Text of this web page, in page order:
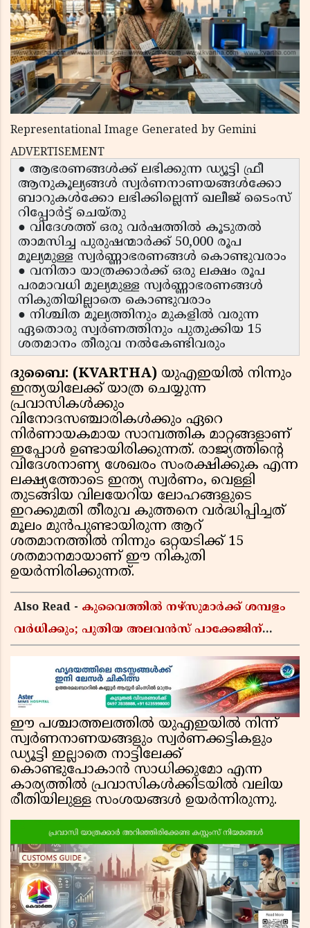
Representational Image Generated by Gemini
ADVERTISEMENT
● ആഭരണങ്ങൾക്ക് ലഭിക്കുന്ന ഡ്യൂട്ടി ഫ്രീ
ആനുകൂല്യങ്ങൾ സ്വർണനാണയങ്ങൾക്കോ
ബാറുകൾക്കോ ലഭിക്കില്ലെന്ന് ഖലീജ് ടൈംസ്
റിപ്പോർട്ട് ചെയ്തു
● വിദേശത്ത് ഒരു വർഷത്തിൽ കൂടുതൽ
താമസിച്ച പുരുഷന്മാർക്ക് 50,000 രൂപ
മൂല്യമുള്ള സ്വർണ്ണാഭരണങ്ങൾ കൊണ്ടുവരാം
● വനിതാ യാത്രക്കാർക്ക് ഒരു ലക്ഷം രൂപ
പരമാവധി മൂല്യമുള്ള സ്വർണ്ണാഭരണങ്ങൾ
നികുതിയില്ലാതെ കൊണ്ടുവരാം
● നിശ്ചിത മൂല്യത്തിനും മുകളിൽ വരുന്ന
ഏതൊരു സ്വർണത്തിനും പുതുക്കിയ 15
ശതമാനം തീരുവ നൽകേണ്ടിവരും
ദുബൈ: (KVARTHA) യുഎഇയിൽ നിന്നും
ഇന്ത്യയിലേക്ക് യാത്ര ചെയ്യുന്ന
പ്രവാസികൾക്കും
വിനോദസഞ്ചാരികൾക്കും ഏറെ
നിർണായകമായ സാമ്പത്തിക മാറ്റങ്ങളാണ്
ഇപ്പോൾ ഉണ്ടായിരിക്കുന്നത്. രാജ്യത്തിന്റെ
വിദേശനാണ്യ ശേഖരം സംരക്ഷിക്കുക എന്ന
ലക്ഷ്യത്തോടെ ഇന്ത്യ സ്വർണം, വെള്ളി
തുടങ്ങിയ വിലയേറിയ ലോഹങ്ങളുടെ
ഇറക്കുമതി തീരുവ കുത്തനെ വർദ്ധിപ്പിച്ചത്
മൂലം മുൻപുണ്ടായിരുന്ന ആറ്
ശതമാനത്തിൽ നിന്നും ഒറ്റയടിക്ക് 15
ശതമാനമായാണ് ഈ നികുതി
ഉയർന്നിരിക്കുന്നത്.
Also Read - കുവൈത്തിൽ നഴ്‌സുമാർക്ക് ശമ്പളം
വർധിക്കും; പുതിയ അലവൻസ് പാക്കേജിന്
ഈ പശ്ചാത്തലത്തിൽ യുഎഇയിൽ നിന്ന്
സ്വർണനാണയങ്ങളും സ്വർണക്കട്ടികളും
ഡ്യൂട്ടി ഇല്ലാതെ നാട്ടിലേക്ക്
കൊണ്ടുപോകാൻ സാധിക്കുമോ എന്ന
കാര്യത്തിൽ പ്രവാസികൾക്കിടയിൽ വലിയ
രീതിയിലുള്ള സംശയങ്ങൾ ഉയർന്നിരുന്നു.